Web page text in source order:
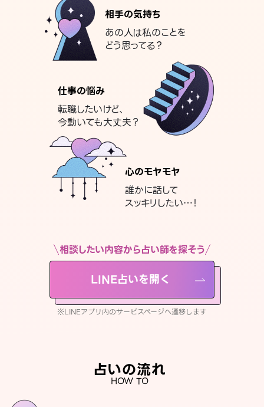
相手の気持ち
あの人は私のことを
どう思ってる？
仕事の悩み
転職したいけど、
今動いても大丈夫？
心のモヤモヤ
誰かに話して
スッキリしたい…！
相談したい内容から占い師を探そう
LINE占いを開く
※LINEアプリ内のサービスページへ遷移します
占いの流れ
HOW TO